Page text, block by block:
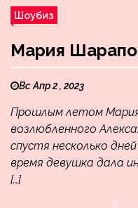
Шоубиз
Мария
Вс Апр 2 , 2023
Прошлым летом Мария
возлюбленного
спустя несколько
время девушка дала
[…]